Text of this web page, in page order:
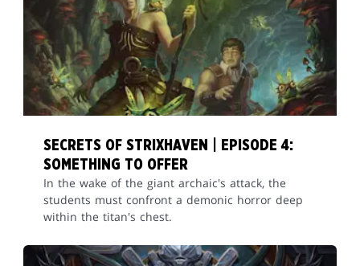
SECRETS OF STRIXHAVEN | EPISODE 4:
SOMETHING TO OFFER
In the wake of the giant archaic's attack, the
students must confront a demonic horror deep
within the titan's chest.